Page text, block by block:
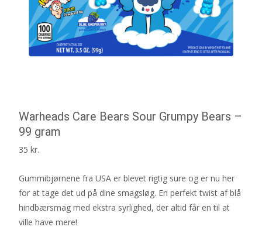
Warheads Care Bears Sour Grumpy Bears –
99 gram
35 kr.
Gummibjørnene fra USA er blevet rigtig sure og er nu her
for at tage det ud på dine smagsløg. En perfekt twist af blå
hindbærsmag med ekstra syrlighed, der altid får en til at
ville have mere!